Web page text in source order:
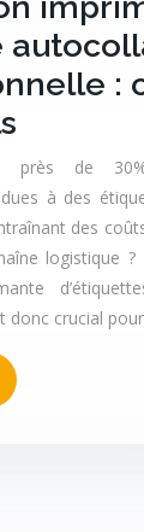
:
près de
à des
des
logistique ?
donc crucial